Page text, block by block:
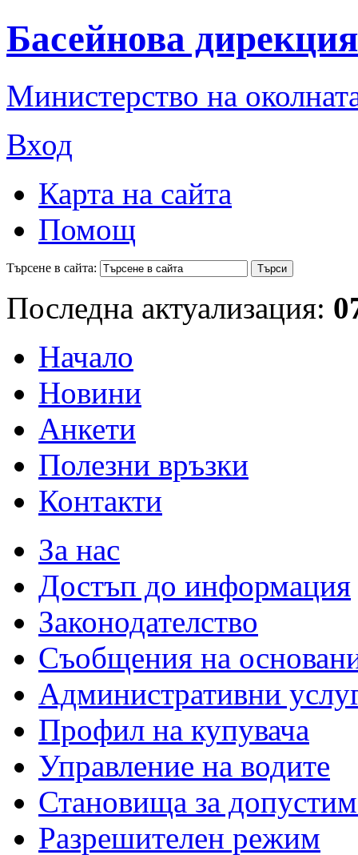
Басейнова
Министерство на
Вход
Карта на сайта
Помощ
Търсене в сайта:
Последна актуализация:
Начало
Новини
Анкети
Полезни връзки
Контакти
За нас
Достъп до информация
Законодателство
Съобщения на
Административни
Профил на купувача
Управление на водите
Становища за
Разрешителен режим